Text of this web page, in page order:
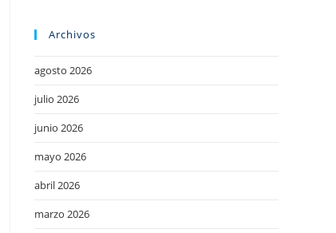
Archivos
agosto 2026
julio 2026
junio 2026
mayo 2026
abril 2026
marzo 2026